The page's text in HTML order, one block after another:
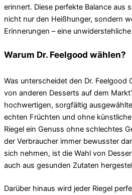
erinnert. Diese perfekte Balance aus
nicht nur den Heißhunger, sondern
Erinnerungen – eine
Warum Dr. Feelgood wählen?
Was unterscheidet den Dr. Feelgood
von anderen Desserts auf dem
hochwertigen, sorgfältig
echten Früchten und ohne
Riegel ein Genuss ohne schlechtes
der Verbraucher immer bewusster
sich nehmen, ist die Wahl von
auch aus gesunden Zutaten
Darüber hinaus wird jeder Riegel